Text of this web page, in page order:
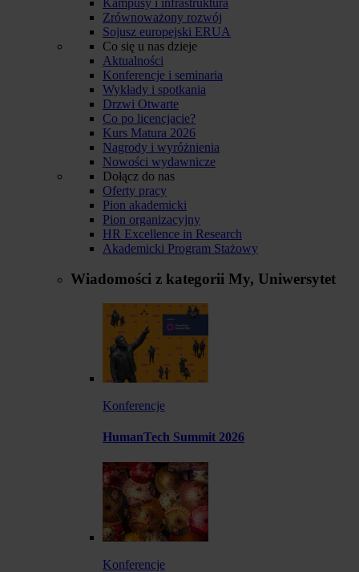
Zrównoważony rozwój
Sojusz europejski ERUA
Co się u nas dzieje
Aktualności
Konferencje i seminaria
Wykłady i spotkania
Drzwi Otwarte
Co po licencjacie?
Kurs Matura 2026
Nagrody i wyróżnienia
Nowości wydawnicze
Dołącz do nas
Oferty pracy
Pion akademicki
Pion organizacyjny
HR Excellence in Research
Akademicki Program Stażowy
Wiadomości z kategorii My, Uniwersytet
Konferencje
HumanTech Summit 2026
Konferencje